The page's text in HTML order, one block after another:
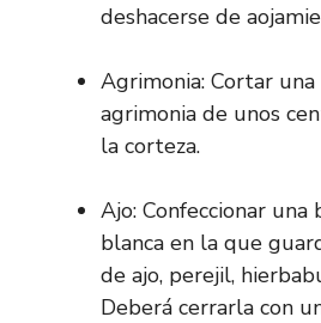
deshacerse de
Agrimonia: Cortar
agrimonia de unos
la corteza.
Ajo: Confeccionar
blanca en la que
de ajo, perejil,
Deberá cerrarla con